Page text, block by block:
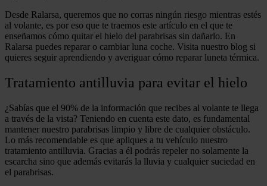
Desde Ralarsa, queremos que no corras ningún riesgo mientras estés
al volante, es por eso que te traemos este artículo en el que te
enseñamos cómo quitar el hielo del parabrisas sin dañarlo. En
Ralarsa puedes reparar o cambiar luna coche. Visita nuestro blog si
quieres seguir aprendiendo y averiguar cómo reparar luneta térmica.
Tratamiento antilluvia para evitar el hielo
¿Sabías que el 90% de la información que recibes al volante te llega
a través de la vista? Teniendo en cuenta este dato, es fundamental
mantener nuestro parabrisas limpio y libre de cualquier obstáculo.
Lo más recomendable es que apliques a tu vehículo nuestro
tratamiento antilluvia. Gracias a él podrás repeler no solamente la
escarcha sino que además evitarás la lluvia y cualquier suciedad en
el parabrisas.